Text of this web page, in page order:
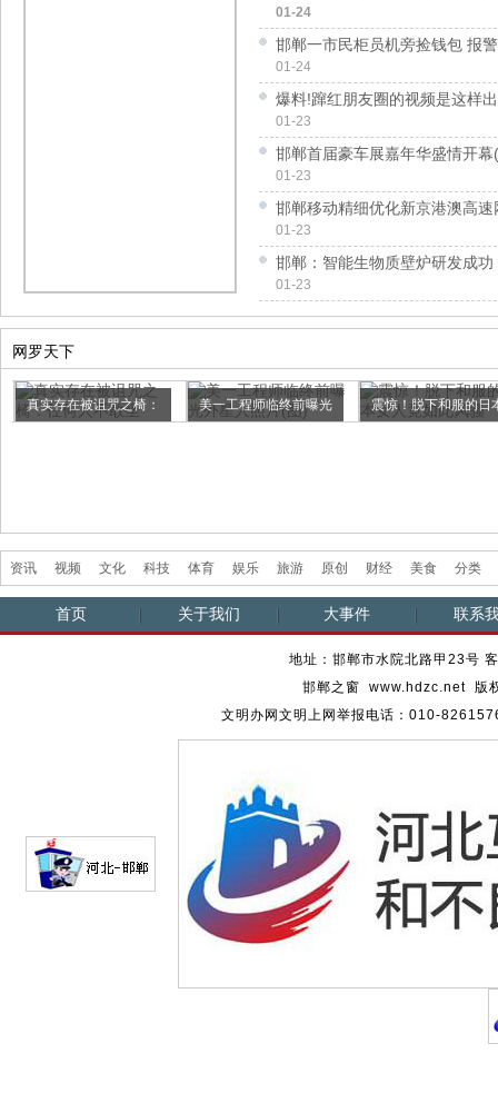
01-24
邯郸一市民柜员机旁捡钱包 报
01-24
爆料!蹿红朋友圈的视频是这样
01-23
邯郸首届豪车展嘉年华盛情开幕
01-23
邯郸移动精细优化新京港澳高
01-23
邯郸：智能生物质壁炉研发成
01-23
网罗天下
真实存在被诅咒之椅： 美一工程师临终前曝光 震惊！脱下和服的日
资讯 视频 文化 科技 体育 娱乐 旅游 原创 财经 美食 分类
首页 关于我们 大事件 联系
地址：邯郸市水院北路甲23号
邯郸之窗 www.hdzc.net 版
文明办网文明上网举报电话：010-